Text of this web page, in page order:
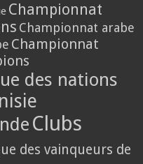
Championnat
Championnat arabe
Championnat
des nations
Clubs
des vainqueurs de